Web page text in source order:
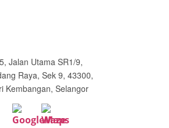
Jalan Utama SR1/9,
Raya, Sek 9, 43300,
Kembangan, Selangor